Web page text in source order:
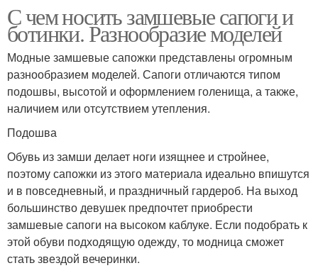
С чем носить замшевые сапоги и
ботинки. Разнообразие моделей
Модные замшевые сапожки представлены огромным
разнообразием моделей. Сапоги отличаются типом
подошвы, высотой и оформлением голенища, а также,
наличием или отсутствием утепления.
Подошва
Обувь из замши делает ноги изящнее и стройнее,
поэтому сапожки из этого материала идеально впишутся
и в повседневный, и праздничный гардероб. На выход
большинство девушек предпочтет приобрести
замшевые сапоги на высоком каблуке. Если подобрать к
этой обуви подходящую одежду, то модница сможет
стать звездой вечеринки.